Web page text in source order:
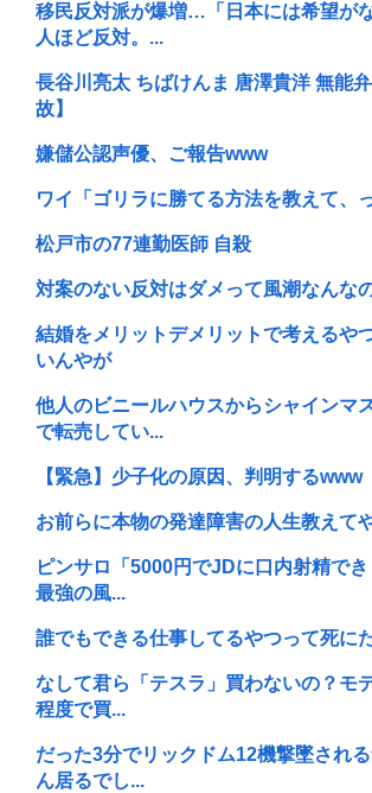
移民反対派が爆増…「日本には希望が
人ほど反対。...
長谷川亮太 ちばけんま 唐澤貴洋 無能
故】
嫌儲公認声優、ご報告www
ワイ「ゴリラに勝てる方法を教えて、
松戸市の77連勤医師 自殺
対案のない反対はダメって風潮なんな
結婚をメリットデメリットで考えるや
いんやが
他人のビニールハウスからシャインマ
で転売してい...
【緊急】少子化の原因、判明するwww
お前らに本物の発達障害の人生教えて
ピンサロ「5000円でJDに口内射精で
最強の風...
誰でもできる仕事してるやつって死に
なして君ら「テスラ」買わないの？モ
程度で買...
だった3分でリックドム12機撃墜され
ん居るでし...